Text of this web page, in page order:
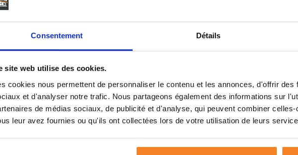
Consentement Détails
site web utilise des cookies.
cookies nous permettent de personnaliser le contenu et les annonces, d'offrir
et d'analyser notre trafic. Nous partageons également des informations sur
de médias sociaux, de publicité et d'analyse, qui peuvent combiner
leur avez fournies ou qu'ils ont collectées lors de votre utilisation de leurs
en3 étapes
Chaque étape est une opportunité d’agrandir et
votre espace de vie.